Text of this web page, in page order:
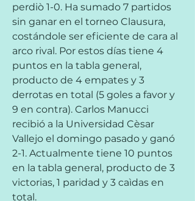
perdiò 1-0. Ha sumado 7 partidos
sin ganar en el torneo Clausura,
costándole ser eficiente de cara al
arco rival. Por estos días tiene 4
puntos en la tabla general,
producto de 4 empates y 3
derrotas en total (5 goles a favor y
9 en contra). Carlos Manucci
recibió a la Universidad Cèsar
Vallejo el domingo pasado y ganó
2-1. Actualmente tiene 10 puntos
en la tabla general, producto de 3
victorias, 1 paridad y 3 caìdas en
total.